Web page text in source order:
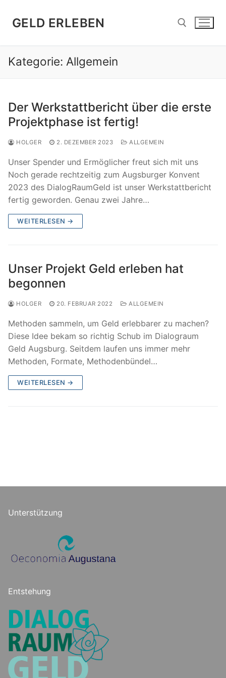
Inhalt
springen
GELD ERLEBEN
Suchen nach:
Kategorie: Allgemein
Der Werkstattbericht über die erste
Projektphase ist fertig!
HOLGER 2. DEZEMBER 2023 ALLGEMEIN
Unser Spender und Ermöglicher freut sich mit uns
Noch gerade rechtzeitig zum Augsburger Konvent
2023 des DialogRaumGeld ist unser Werkstattbericht
fertig geworden. Genau zwei Jahre…
WEITERLESEN →
Unser Projekt Geld erleben hat
begonnen
HOLGER 20. FEBRUAR 2022 ALLGEMEIN
Methoden sammeln, um Geld erlebbarer zu machen?
Diese Idee bekam so richtig Schub im Dialograum
Geld Augsburg. Seitdem laufen uns immer mehr
Methoden, Formate, Methodenbündel…
WEITERLESEN →
Unterstützung
Entstehung